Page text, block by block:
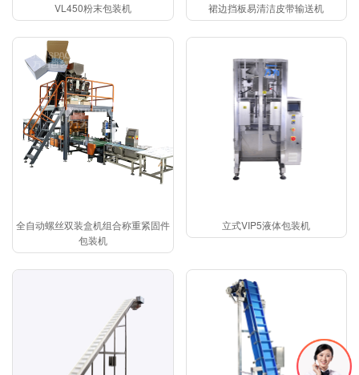
VL450粉末包装机 裙边挡板易清洁皮带输送机
全自动螺丝双装盒机组合称重紧固件
包装机
立式VIP5液体包装机